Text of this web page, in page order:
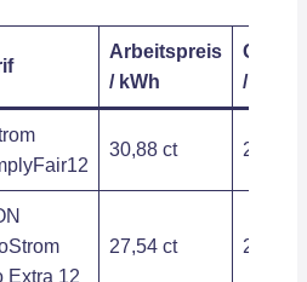
Arbeitspreis
/ kWh
/ Jahr
30,88 ct 206,40
Extra 12
27,54 ct 260,30